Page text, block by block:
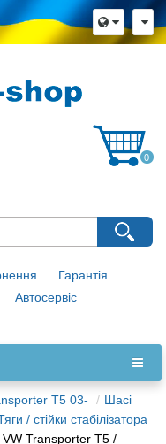
0
Гарантія
Автосервіс
T5 03-
Шасі
/ стійки стабілізатора
VW Transporter T5 /